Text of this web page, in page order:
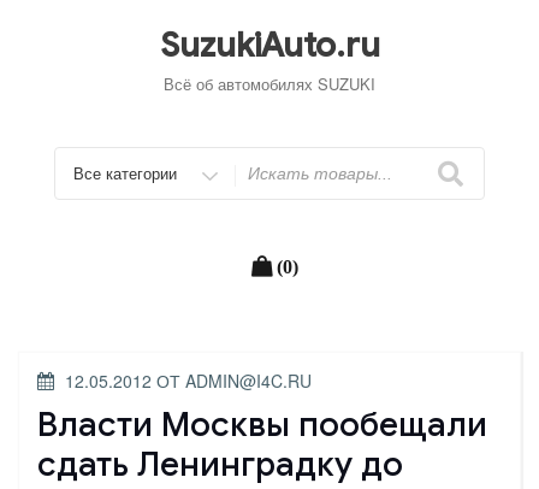
SuzukiAuto.ru
Всё об автомобилях SUZUKI
Искать
(0)
ОПУБЛИКОВАНО
12.05.2012 ОТ ADMIN@I4C.RU
Власти Москвы пообещали
сдать Ленинградку до